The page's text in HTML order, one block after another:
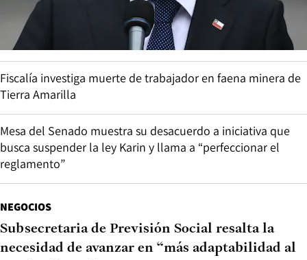
Fiscalía investiga muerte de trabajador en faena minera de
Tierra Amarilla
Mesa del Senado muestra su desacuerdo a iniciativa que
busca suspender la ley Karin y llama a “perfeccionar el
reglamento”
NEGOCIOS
Subsecretaria de Previsión Social resalta la
necesidad de avanzar en “más adaptabilidad al